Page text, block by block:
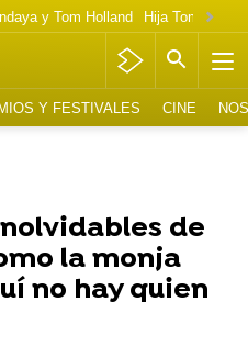
y Tom Holland Hija Tom
Y FESTIVALES CINE
de
la monja
no hay quien